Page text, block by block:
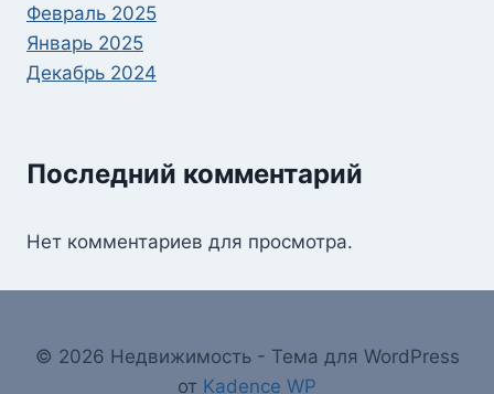
Февраль 2025
Январь 2025
Декабрь 2024
Последний комментарий
Нет комментариев для просмотра.
© 2026 Недвижимость - Тема для WordPress
от Kadence WP